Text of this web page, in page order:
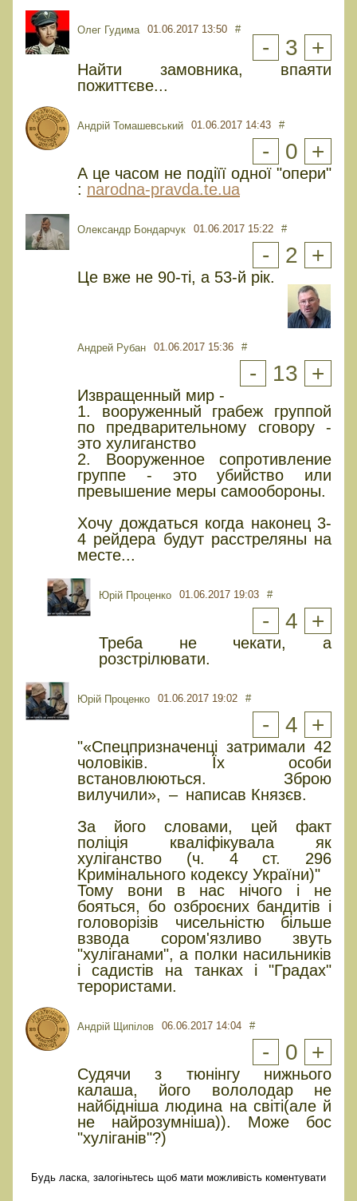
Олег Гудима 01.06.2017 13:50 #
- 3 +
Найти замовника, впаяти
пожиттєве...
Андрій Томашевський 01.06.2017 14:43 #
- 0 +
А це часом не подіїї одної "опери"
: narodna-pravda.te.ua
Олександр Бондарчук 01.06.2017 15:22 #
- 2 +
Це вже не 90-ті, а 53-й рік.
Андрей Рубан 01.06.2017 15:36 #
- 13 +
Извращенный мир -
1. вооруженный грабеж группой
по предварительному сговору -
это хулиганство
2. Вооруженное сопротивление
группе - это убийство или
превышение меры самообороны.
Хочу дождаться когда наконец 3-
4 рейдера будут расстреляны на
месте...
Юрiй Проценко 01.06.2017 19:03 #
- 4 +
Треба не чекати, а
розстрілювати.
Юрiй Проценко 01.06.2017 19:02 #
- 4 +
"«Спецпризначенці затримали 42
чоловіків. Їх особи
встановлюються. Зброю
вилучили», – написав Князєв.
За його словами, цей факт
поліція кваліфікувала як
хуліганство (ч. 4 ст. 296
Кримінального кодексу України)"
Тому вони в нас нічого і не
бояться, бо озброєних бандитів і
головорізів чисельністю більше
взвода сором'язливо звуть
"хуліганами", а полки насильників
і садистів на танках і "Градах"
терористами.
Андрій Щипілов 06.06.2017 14:04 #
- 0 +
Судячи з тюнінгу нижнього
калаша, його вололодар не
найбідніша людина на світі(але й
не найрозумніша)). Може бос
"хуліганів"?)
Будь ласка, залогіньтесь щоб мати можливість коментувати